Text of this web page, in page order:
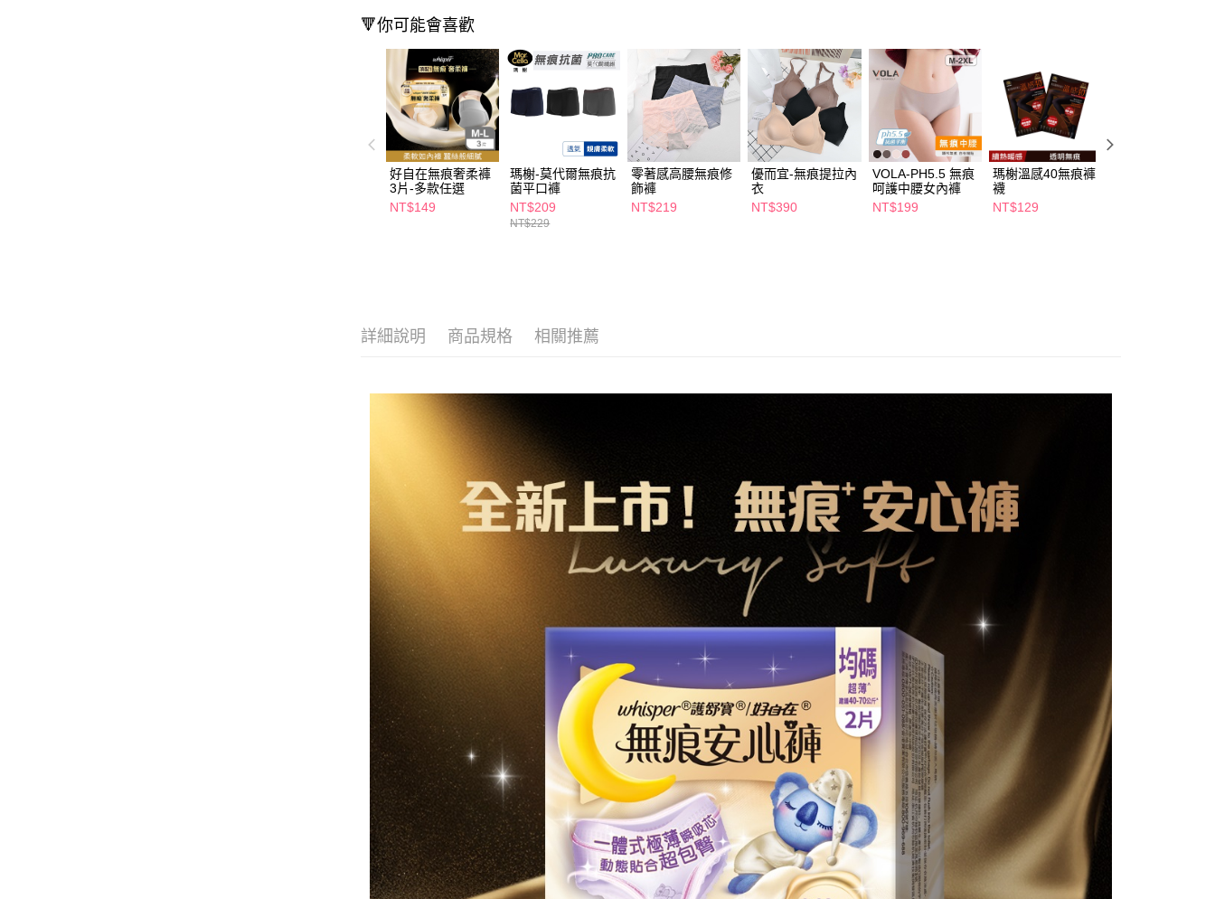
１．透過由恩沛科技股份有限公司提供之「AFTEE先享後付」服務完成之
交易，需依本服務之必要範圍內提供個人資料，並將交易相關給付款項請
求債權轉讓予恩沛科技股份有限公司。
２．關於個人資料處理事宜，請瀏覽以下網址：
https://aftee.tw/terms/#terms3
３．未成年的使用者請事先徵得法定代理人或監護人之同意方可使用
「AFTEE先享後付」，若未經同意申辦者引起之損失，本公司不負相關責
任。
４．使用「AFTEE先享後付」時，將依據個別帳號之用戶狀況，依本公司
即時審查核予不同之上限額度；若仍有額度不足之情形，本公司將視審查
7-11取貨付款
每筆NT$65，滿NT$490(含以上)免運費
付款後7-11取貨
每筆NT$65，滿NT$490(含以上)免運費
宅配(本島)
每筆NT$100，滿NT$790(含以上)免運費
🔻你可能會喜歡
好自在無痕奢柔褲
3片-多款任選
NT$149
瑪榭-莫代爾無痕抗
菌平口褲
NT$209
NT$229
零著感高腰無痕修
飾褲
NT$219
優而宜-無痕提拉內
衣
NT$390
VOLA-PH5.5 無痕
呵護中腰女內褲
NT$199
瑪榭溫感40無痕褲
襪
NT$129
詳細說明 商品規格 相關推薦